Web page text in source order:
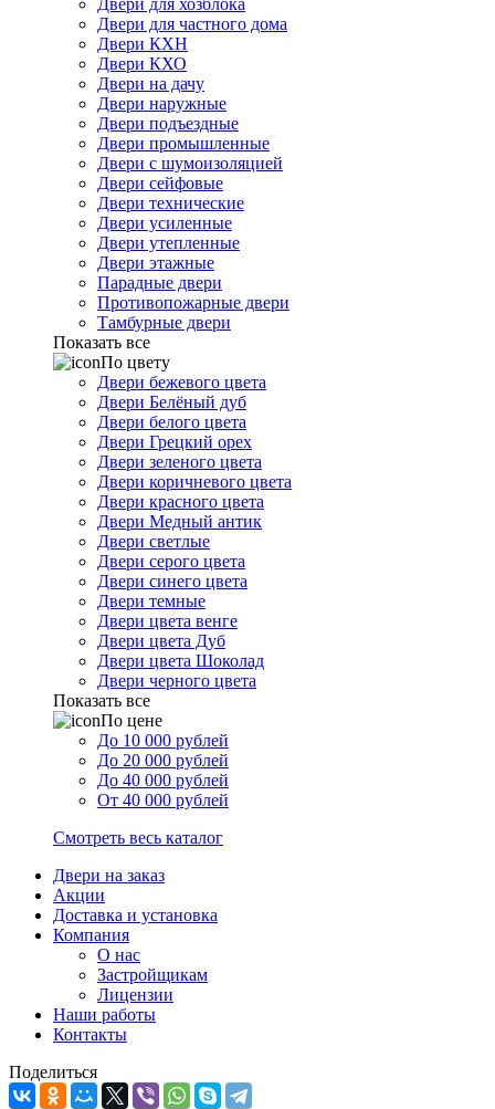
Двери для хозблока
Двери для частного дома
Двери КХН
Двери КХО
Двери на дачу
Двери наружные
Двери подъездные
Двери промышленные
Двери с шумоизоляцией
Двери сейфовые
Двери технические
Двери усиленные
Двери утепленные
Двери этажные
Парадные двери
Противопожарные двери
Тамбурные двери
Показать все
По цвету
Двери бежевого цвета
Двери Белёный дуб
Двери белого цвета
Двери Грецкий орех
Двери зеленого цвета
Двери коричневого цвета
Двери красного цвета
Двери Медный антик
Двери светлые
Двери серого цвета
Двери синего цвета
Двери темные
Двери цвета венге
Двери цвета Дуб
Двери цвета Шоколад
Двери черного цвета
Показать все
По цене
До 10 000 рублей
До 20 000 рублей
До 40 000 рублей
От 40 000 рублей
Смотреть весь каталог
Двери на заказ
Акции
Доставка и установка
Компания
О нас
Застройщикам
Лицензии
Наши работы
Контакты
Поделиться